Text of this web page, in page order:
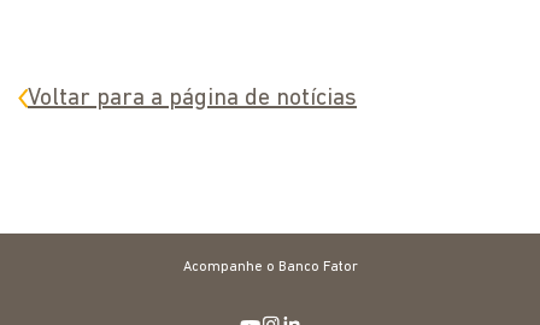
Voltar para a página de notícias
Acompanhe o Banco Fator